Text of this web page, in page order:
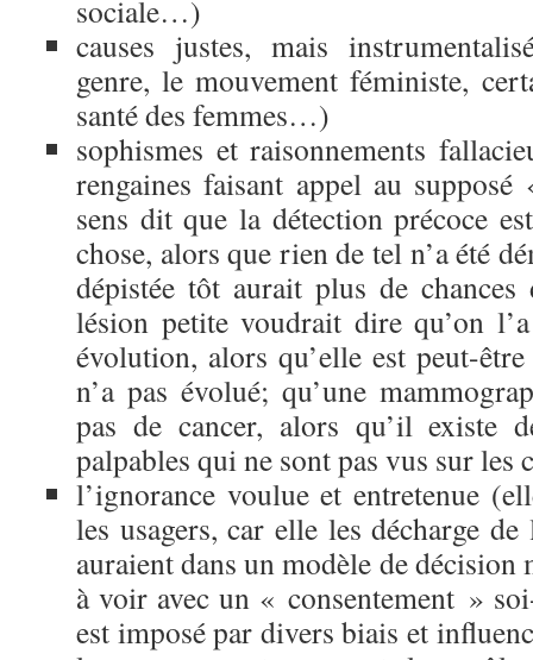
sociale…)
causes justes, mais
genre, le mouvement féministe,
santé des femmes…)
sophismes et raisonnements
rengaines faisant appel au
sens dit que la détection précoce
chose, alors que rien de tel n’a été
dépistée tôt aurait plus de chances
lésion petite voudrait dire qu’on
évolution, alors qu’elle est peut-
n’a pas évolué; qu’une
pas de cancer, alors qu’il existe
palpables qui ne sont pas vus sur
l’ignorance voulue et entretenue
les usagers, car elle les décharge
auraient dans un modèle de décision
à voir avec un « consentement »
est imposé par divers biais et